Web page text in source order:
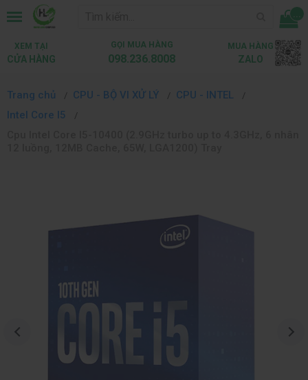
...
XEM TẠI
CỬA HÀNG
GỌI MUA HÀNG
098.236.8008
MUA HÀNG
ZALO
Trang chủ CPU - BỘ VI XỬ LÝ
CPU - INTEL
Intel Core I5